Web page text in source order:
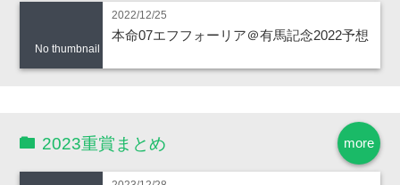
No thumbnail
2022/12/25
本命07エフフォーリア＠有馬記念2022予想
more
2023重賞まとめ